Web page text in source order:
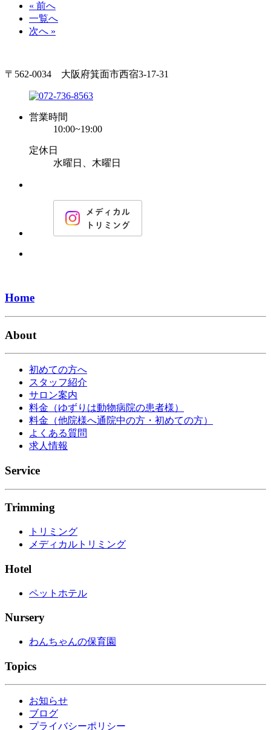
« 前へ
一覧へ
次へ »
〒562-0034 大阪府箕面市西宿3-17-31
営業時間
10:00~19:00
定休日
水曜日、木曜日
Home
About
初めての方へ
スタッフ紹介
サロン案内
料金（ゆずりは動物病院の患者様）
料金（他院様へ通院中の方・初めての方）
よくある質問
求人情報
Service
Trimming
トリミング
メディカルトリミング
Hotel
ペットホテル
Nursery
わんちゃんの保育園
Topics
お知らせ
ブログ
プライバシーポリシー